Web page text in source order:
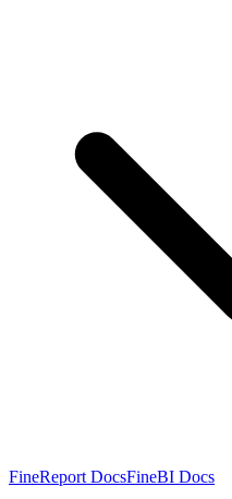
FineReport DocsFineBI Docs